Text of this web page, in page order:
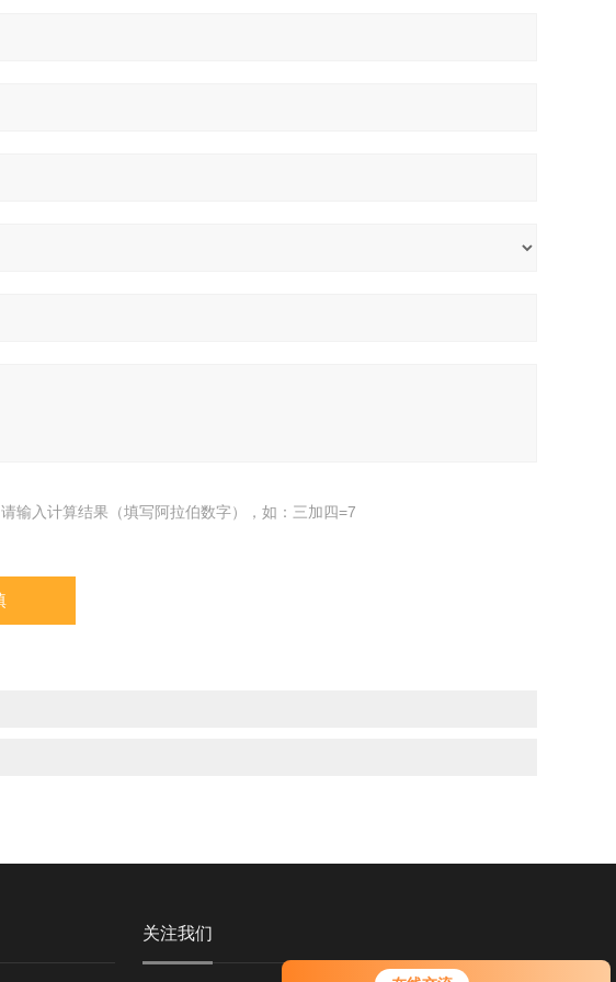
请输入计算结果（填写阿拉伯数字），如：三加四=7
关注我们